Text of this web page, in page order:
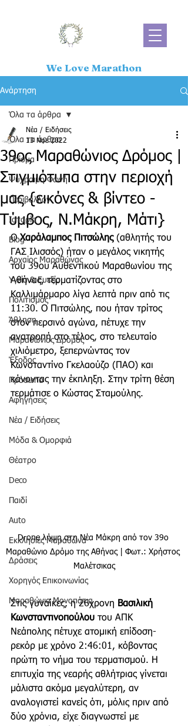
We Love Marathon
Ανάρτηση
Όλα τα άρθρα
Πρίσμα
Ψύχραιμη Φωνή
Περιβάλλον
Ιστορία
Blog
Αρχαίος Μαραθώνας
Υγεία & Ευεξία
Πολιτισμός
Άθληση
Μαραθώνιος Δρόμος
Έξοδος
Πρόσωπα
Αφηγήσεις
Νέα / Ειδήσεις
Μόδα & Ομορφιά
Θέατρο
Deco
Παιδί
Auto
Εκκλησίες Μαραθώνα
Δράσεις
Χορηγός Επικοινωνίας
Μαραθώνια Μονοπάτια
Όλα τα άρθρα
39ος Μαραθώνιος Δρόμος |
Στιγμιότυπα στην περιοχή
μας {εικόνες & βίντεο -
Τύμβος, Ν.Μάκρη, Μάτι}
Νέα / Ειδήσεις
13 Νοε 2022
Ο Χαράλαμπος Πιτσώλης (αθλητής του
ΓΑΣ Ιλισσός) ήταν ο μεγάλος νικητής
του 39ου Αυθεντικού Μαραθωνίου της
Αθήνας, τερματίζοντας στο
Καλλιμάρμαρο λίγα λεπτά πριν από τις
11:30. Ο Πιτσώλης, που ήταν τρίτος
στον περσινό αγώνα, πέτυχε την
ανατροπή στο τέλος, στο τελευταίο
χιλιόμετρο, ξεπερνώντας τον
Κωνσταντίνο Γκελαούζο (ΠΑΟ) και
κάνοντας την έκπληξη. Στην τρίτη θέση
τερμάτισε ο Κώστας Σταμούλης.
Drone λήψη στη Νέα Μάκρη από τον 39ο
Μαραθώνιο Δρόμο της Αθήνας | Φωτ.: Χρήστος
Μαλέτσικας
Στις γυναίκες, η 26χρονη Βασιλική
Κωνσταντινοπούλου του ΑΠΚ
Νεάπολης πέτυχε ατομική επίδοση-
ρεκόρ με χρόνο 2:46:01, κόβοντας
πρώτη το νήμα του τερματισμού. Η
επιτυχία της νεαρής αθλήτριας γίνεται
μάλιστα ακόμα μεγαλύτερη, αν
αναλογιστεί κανείς ότι, μόλις πριν από
δύο χρόνια, είχε διαγνωστεί με